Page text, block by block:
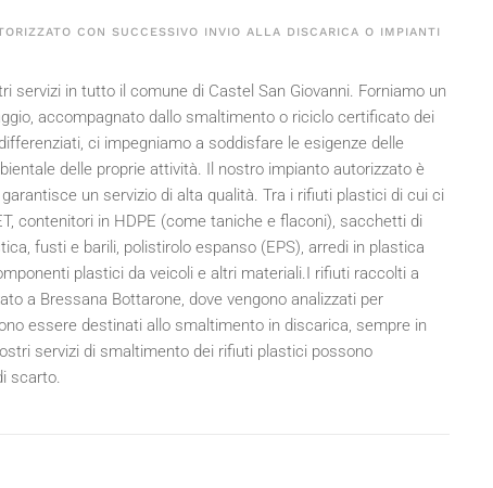
CON SUCCESSIVO INVIO ALLA DISCARICA O IMPIANTI
in tutto il comune di Castel San Giovanni. Forniamo un
accompagnato dallo smaltimento o riciclo certificato dei
ci impegniamo a soddisfare le esigenze delle
delle proprie attività. Il nostro impianto autorizzato è
un servizio di alta qualità. Tra i rifiuti plastici di cui ci
contenitori in HDPE (come taniche e flaconi), sacchetti di
fusti e barili, polistirolo espanso (EPS), arredi in plastica
plastici da veicoli e altri materiali.I rifiuti raccolti a
a Bressana Bottarone, dove vengono analizzati per
essere destinati allo smaltimento in discarica, sempre in
servizi di smaltimento dei rifiuti plastici possono
scarto.